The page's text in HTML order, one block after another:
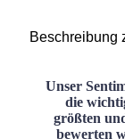
Beschreibung
Unser
die
größten
bewerten